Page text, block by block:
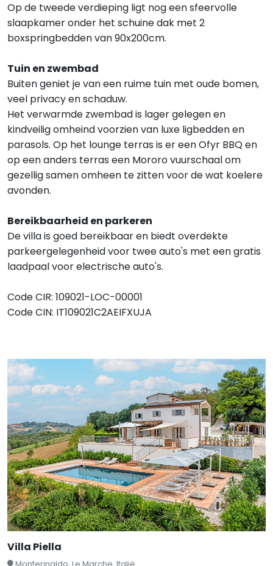
Op de tweede verdieping ligt nog een sfeervolle
slaapkamer onder het schuine dak met 2
boxspringbedden van 90x200cm.
Tuin en zwembad
Buiten geniet je van een ruime tuin met oude bomen,
veel privacy en schaduw.
Het verwarmde zwembad is lager gelegen en
kindveilig omheind voorzien van luxe ligbedden en
parasols. Op het lounge terras is er een Ofyr BBQ en
op een anders terras een Mororo vuurschaal om
gezellig samen omheen te zitten voor de wat koelere
avonden.
Bereikbaarheid en parkeren
De villa is goed bereikbaar en biedt overdekte
parkeergelegenheid voor twee auto's met een gratis
laadpaal voor electrische auto's.
Code CIR: 109021-LOC-00001
Code CIN: IT109021C2AEIFXUJA
Villa Piella
Monterinaldo, Le Marche, Italië